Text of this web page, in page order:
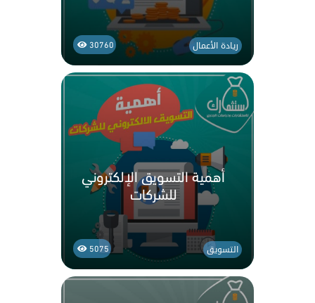
30760 ريادة الأعمال
أهمية التسويق الإلكتروني
للشركات
5075 التسويق